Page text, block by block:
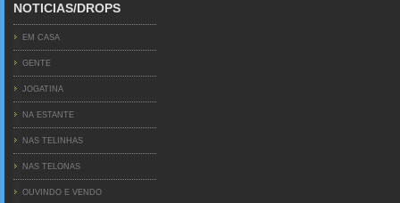
NOTICIAS/DROPS
EM CASA
GENTE
JOGATINA
NA ESTANTE
NAS TELINHAS
NAS TELONAS
OUVINDO E VENDO